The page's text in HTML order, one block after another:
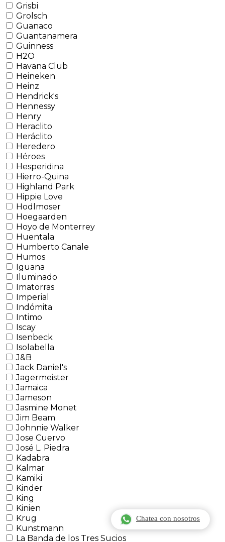
Chatea con nosotros
Grisbi
Grolsch
Guanaco
Guantanamera
Guinness
H2O
Havana Club
Heineken
Heinz
Hendrick's
Hennessy
Henry
Heraclito
Heráclito
Heredero
Héroes
Hesperidina
Hierro-Quina
Highland Park
Hippie Love
Hodlmoser
Hoegaarden
Hoyo de Monterrey
Huentala
Humberto Canale
Humos
Iguana
Iluminado
Imatorras
Imperial
Indómita
Intimo
Iscay
Isenbeck
Isolabella
J&B
Jack Daniel's
Jagermeister
Jamaica
Jameson
Jasmine Monet
Jim Beam
Johnnie Walker
Jose Cuervo
José L. Piedra
Kadabra
Kalmar
Kamiki
Kinder
King
Kinien
Krug
Kunstmann
La Banda de los Tres Sucios